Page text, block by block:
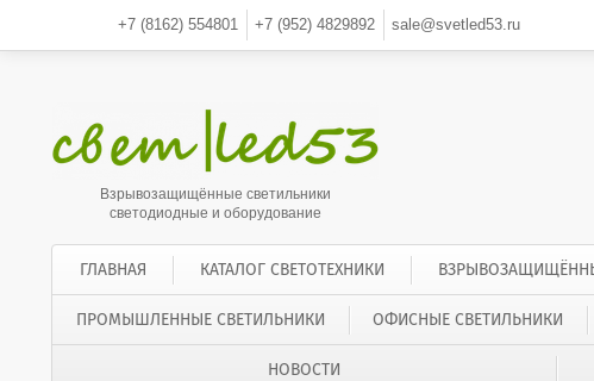
+7 (8162) 554801 +7 (952)4829892 sale@svetled53.ru
Взрывозащищённые светильники
светодиодные и оборудование
ГЛАВНАЯ КАТАЛОГ СВЕТОТЕХНИКИ
ПРОМЫШЛЕННЫЕ СВЕТИЛЬНИКИ ОФИСНЫЕ СВЕТИЛЬНИКИ
НОВОСТИ